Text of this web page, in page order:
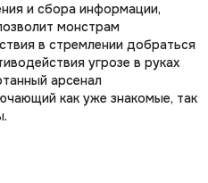
и сбора информации,
монстрам
в стремлении добраться
угрозе в руках
арсенал
как уже знакомые, так